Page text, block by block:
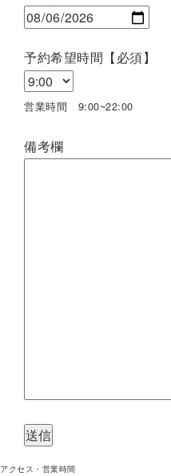
予約希望時間【必須】
営業時間 9:00~22:00
備考欄
アクセス・営業時間